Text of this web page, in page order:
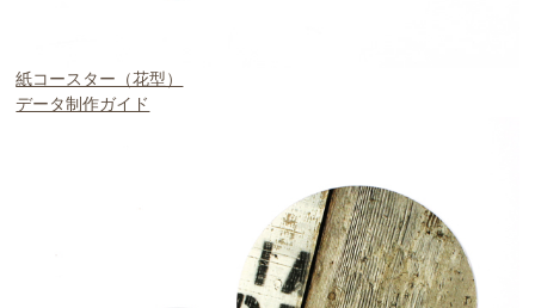
紙コースター（花型）
データ制作ガイド